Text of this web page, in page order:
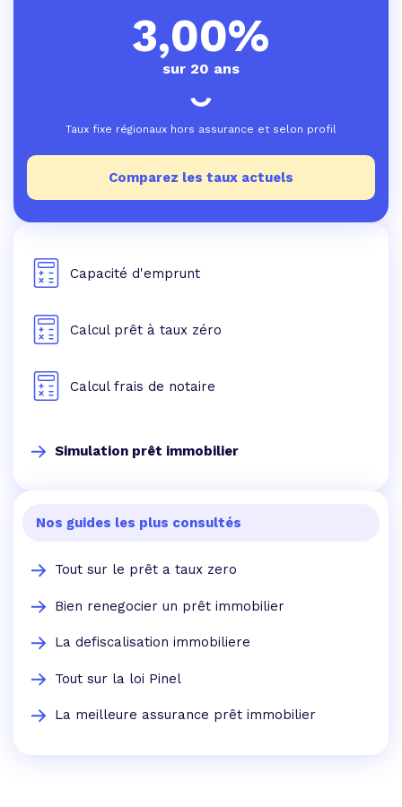
3,00%
sur 20 ans
Taux fixe régionaux hors assurance et selon profil
Comparez les taux actuels
Capacité d'emprunt
Calcul prêt à taux zéro
Calcul frais de notaire
Simulation prêt immobilier
Nos guides les plus consultés
Tout sur le prêt a taux zero
Bien renegocier un prêt immobilier
La defiscalisation immobiliere
Tout sur la loi Pinel
La meilleure assurance prêt immobilier